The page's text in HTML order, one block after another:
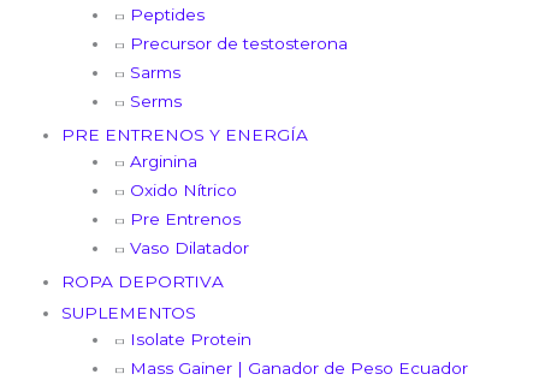
Peptides
Precursor de testosterona
Sarms
Serms
PRE ENTRENOS Y ENERGÍA
Arginina
Oxido Nítrico
Pre Entrenos
Vaso Dilatador
ROPA DEPORTIVA
SUPLEMENTOS
Isolate Protein
Mass Gainer | Ganador de Peso Ecuador